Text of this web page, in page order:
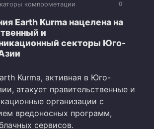
0
компрометации
Earth Kurma нацелена на
и
секторы Юго-
Kurma, активная в Юго-
атакует правительственные и
организации с
вредоносных программ,
сервисов.